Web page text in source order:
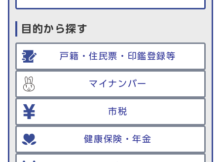
目的から探す
戸籍・住民票・印鑑登録等
マイナンバー
市税
健康保険・年金